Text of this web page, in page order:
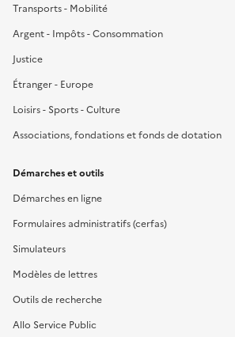
Transports - Mobilité
Argent - Impôts - Consommation
Justice
Étranger - Europe
Loisirs - Sports - Culture
Associations, fondations et fonds de dotation
Démarches et outils
Démarches en ligne
Formulaires administratifs (cerfas)
Simulateurs
Modèles de lettres
Outils de recherche
Allo Service Public